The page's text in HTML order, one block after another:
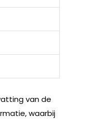
van de
waarbij